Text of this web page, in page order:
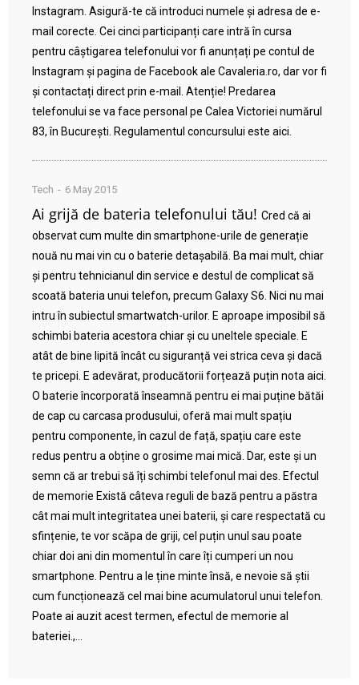
Instagram. Asigură-te că introduci numele și adresa de e-
mail corecte. Cei cinci participanți care intră în cursa
pentru câștigarea telefonului vor fi anunțați pe contul de
Instagram și pagina de Facebook ale Cavaleria.ro, dar vor fi
și contactați direct prin e-mail. Atenție! Predarea
telefonului se va face personal pe Calea Victoriei numărul
83, în București. Regulamentul concursului este aici.
Tech 6 May 2015
Ai grijă de bateria telefonului tău! Cred că ai
observat cum multe din smartphone-urile de generație
nouă nu mai vin cu o baterie detașabilă. Ba mai mult, chiar
și pentru tehnicianul din service e destul de complicat să
scoată bateria unui telefon, precum Galaxy S6. Nici nu mai
intru în subiectul smartwatch-urilor. E aproape imposibil să
schimbi bateria acestora chiar și cu uneltele speciale. E
atât de bine lipită încât cu siguranță vei strica ceva și dacă
te pricepi. E adevărat, producătorii forțează puțin nota aici.
O baterie încorporată înseamnă pentru ei mai puține bătăi
de cap cu carcasa produsului, oferă mai mult spațiu
pentru componente, în cazul de față, spațiu care este
redus pentru a obține o grosime mai mică. Dar, este și un
semn că ar trebui să îți schimbi telefonul mai des. Efectul
de memorie Există câteva reguli de bază pentru a păstra
cât mai mult integritatea unei baterii, și care respectată cu
sfințenie, te vor scăpa de griji, cel puțin unul sau poate
chiar doi ani din momentul în care îți cumperi un nou
smartphone. Pentru a le ține minte însă, e nevoie să știi
cum funcționează cel mai bine acumulatorul unui telefon.
Poate ai auzit acest termen, efectul de memorie al
bateriei.,...